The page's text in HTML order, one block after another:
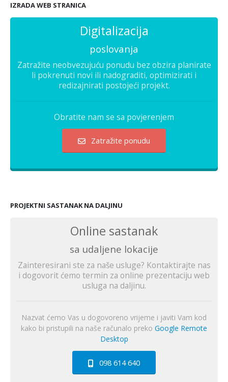
IZRADA WEB STRANICA
Digitalizacija
poslovanja
Zatražite neobvezujuću ponudu bez obzira planirate
li pokrenuti novi ili nadograditi, optimizirati i
redizajnirati postojeći projekt.
Obratite nam se sa povjerenjem
Zatražite ponudu
PROJEKTNI SASTANAK NA DALJINU
Online sastanak
sa udaljene lokacije
Zainteresirani ste za naše usluge? Kontaktirajte nas
i dogovorit ćemo termin za online prezentaciju web
usluga na daljinu.
Nazvat ćemo Vas u dogovoreno vrijeme i javiti Vam kod
kako bi pristupili na naše računalo preko Google Remote
Desktop
098 614 640